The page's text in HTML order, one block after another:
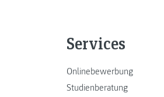
Services
Onlinebewerbung
Studienberatung